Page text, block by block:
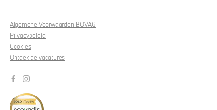
Algemene Voorwaarden BOVAG
Privacybeleid
Cookies
Ontdek de vacatures